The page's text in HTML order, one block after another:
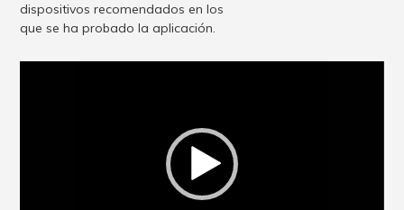
dispositivos recomendados en los
que se ha probado la aplicación.